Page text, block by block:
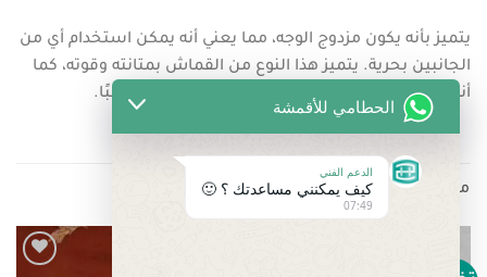
يتميز بأنه يكون مزدوج الوجه، مما يعني أنه يمكن استخدام أي من
الجانبين بحرية. يتميز هذا النوع من القماش بمتانته وقوته، كما
أنه يتمتع بقدرة جيدة على التنفس مما يجعله مناسبًا.
منتجات ذات صلة
الحطامي للأقمشة
الدعم الفني
كيف يمكنني مساعدتك ؟ 🙂
07:49